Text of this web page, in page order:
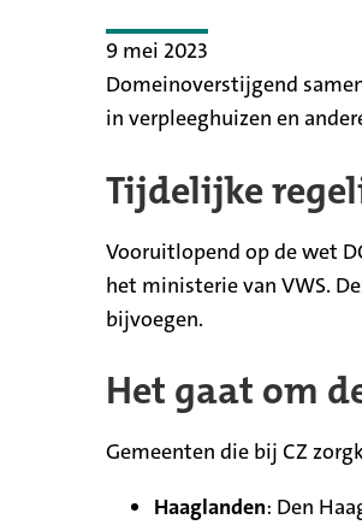
9 mei 2023
Domeinoverstijgend
in verpleeghuizen en
Tijdelijke
Vooruitlopend op de wet
het ministerie van VWS.
bijvoegen.
Het gaat om
Gemeenten die bij CZ
Haaglanden: Den